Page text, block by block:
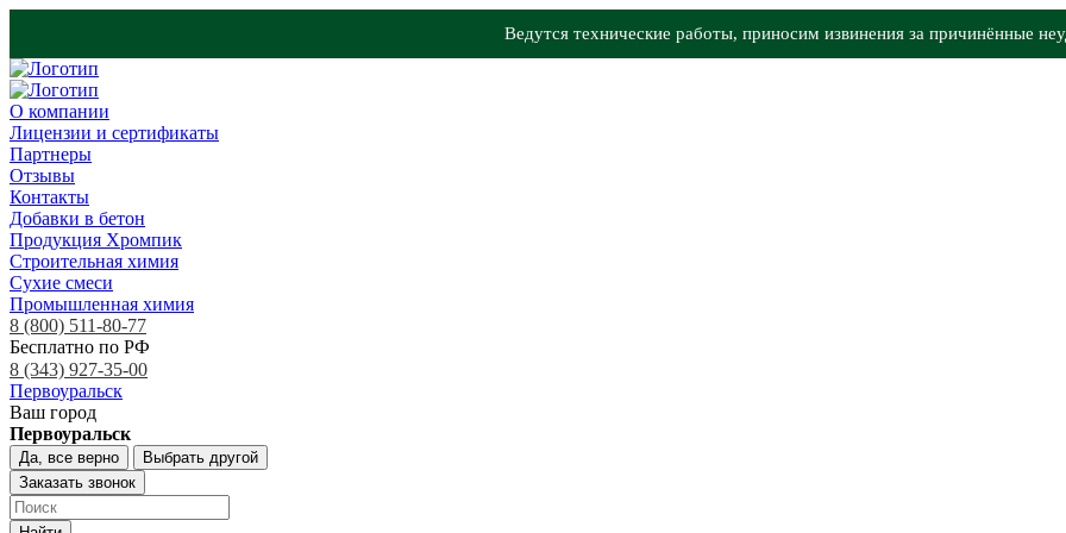
Ведутся технические работы, приносим извинения за причинённые
О компании
Лицензии и сертификаты
Партнеры
Отзывы
Контакты
Добавки в бетон
Продукция Хромпик
Строительная химия
Сухие смеси
Промышленная химия
8 (800) 511-80-77
Бесплатно по РФ
8 (343) 927-35-00
Первоуральск
Ваш город
Первоуральск
Да, все верно
Выбрать другой
Заказать звонок